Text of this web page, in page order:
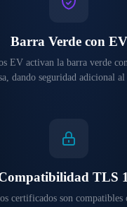
Barra Verde con EV
EV activan la barra verde
dando seguridad adicional
TLS
certificados son